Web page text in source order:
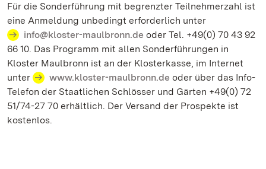
Für die Sonderführung mit begrenzter Teilnehmerzahl ist
eine Anmeldung unbedingt erforderlich unter
info@kloster-maulbronn.de oder Tel. +49(0) 70 43 92
66 10. Das Programm mit allen Sonderführungen in
Kloster Maulbronn ist an der Klosterkasse, im Internet
unter
www.kloster-maulbronn.de oder über das Info-
Telefon der Staatlichen Schlösser und Gärten +49(0) 72
51/74-27 70 erhältlich. Der Versand der Prospekte ist
kostenlos.